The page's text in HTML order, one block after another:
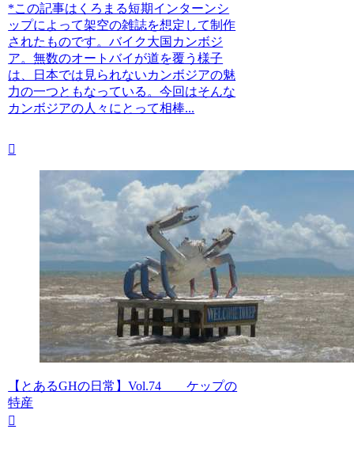
*この記事はくろまる短期インターンシ
ップによって架空の雑誌を想定して制作
されたものです。バイク大国カンボジ
ア。無数のオートバイが道を覆う様子
は、日本では見られないカンボジアの魅
力の一つともなっている。今回はそんな
カンボジアの人々にとって相棒...
【とあるGHの日常】Vol.74 ケップの
特産